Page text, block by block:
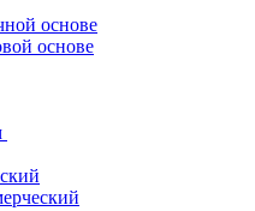
основе
основе